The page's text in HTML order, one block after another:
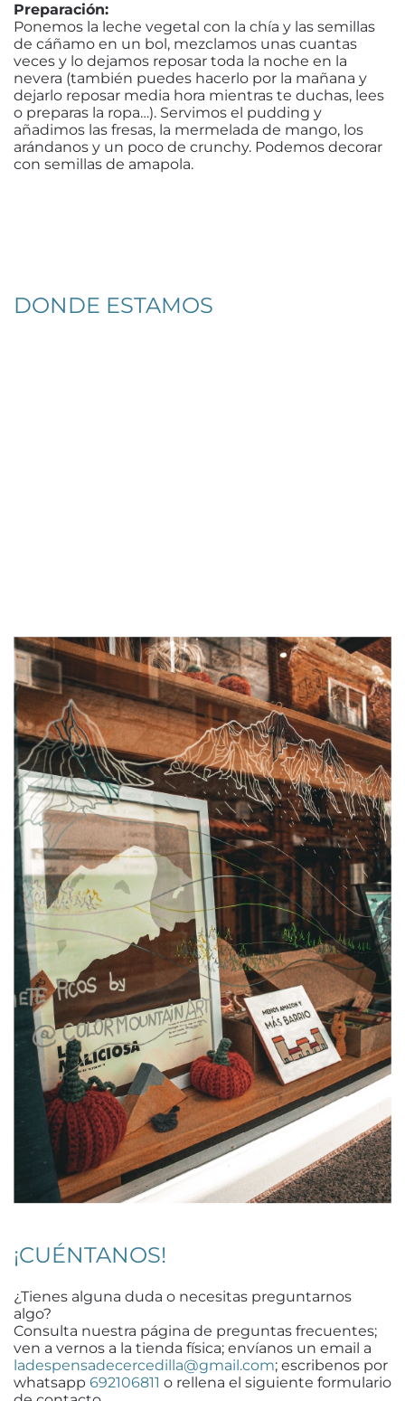
Preparación:
Ponemos la leche vegetal con la chía y las semillas
de cáñamo en un bol, mezclamos unas cuantas
veces y lo dejamos reposar toda la noche en la
nevera (también puedes hacerlo por la mañana y
dejarlo reposar media hora mientras te duchas, lees
o preparas la ropa…). Servimos el pudding y
añadimos las fresas, la mermelada de mango, los
arándanos y un poco de crunchy. Podemos decorar
con semillas de amapola.
DONDE ESTAMOS
¡CUÉNTANOS!
¿Tienes alguna duda o necesitas preguntarnos
algo?
Consulta nuestra página de preguntas frecuentes;
ven a vernos a la tienda física; envíanos un email a
ladespensadecercedilla@gmail.com; escribenos por
whatsapp 692106811 o rellena el siguiente formulario